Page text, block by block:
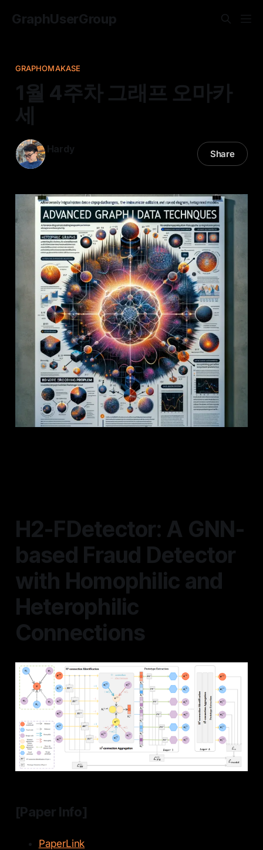
GraphUserGroup
GRAPHOMAKASE
1월 4주차 그래프 오마카
세
Hardy Share
H2-FDetector: A GNN-
based Fraud Detector
with Homophilic and
Heterophilic
Connections
[Paper Info]
PaperLink